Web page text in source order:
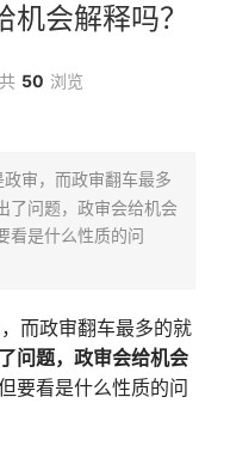
会解释吗？
共 50 浏览
审，而政审翻车最多
了问题，政审会给机会
看是什么性质的问
政审翻车最多的就
问题，政审会给机会
要看是什么性质的问